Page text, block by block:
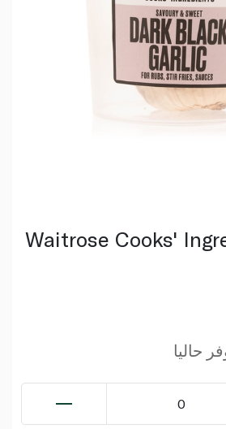
Waitrose Cooks'
حاليا
0